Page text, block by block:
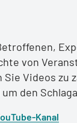
von
Sie Videos zu
den
Kanal